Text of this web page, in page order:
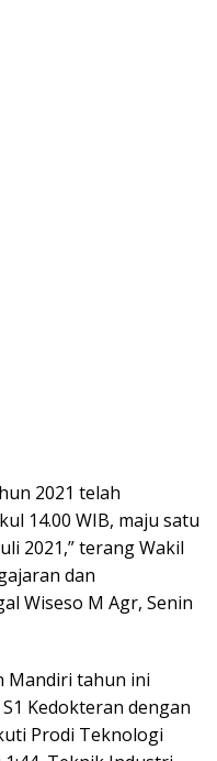
2021 telah
14.00 WIB, maju satu
2021,” terang Wakil
dan
Wiseso M Agr, Senin
Mandiri tahun ini
Kedokteran dengan
Prodi Teknologi